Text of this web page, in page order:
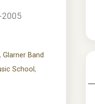
2005
,Glarner Band
School ,